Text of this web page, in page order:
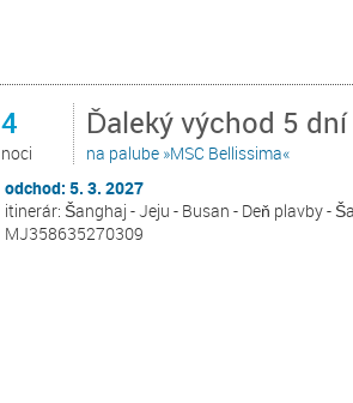
4
noci
Ďaleký východ 5
na palube »MSC Bellissima«
odchod: 5. 3. 2027
itinerár: Šanghaj - Jeju - Busan - Deň plavby -
MJ358635270309